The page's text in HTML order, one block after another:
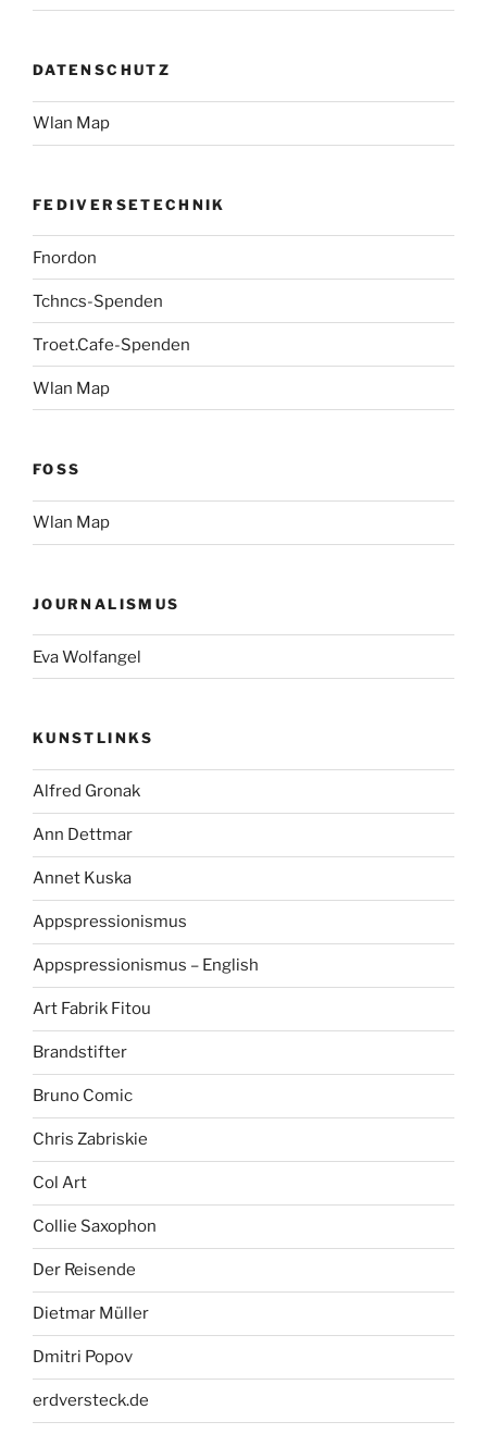
DATENSCHUTZ
Wlan Map
FEDIVERSETECHNIK
Fnordon
Tchncs-Spenden
Troet.Cafe-Spenden
Wlan Map
FOSS
Wlan Map
JOURNALISMUS
Eva Wolfangel
KUNSTLINKS
Alfred Gronak
Ann Dettmar
Annet Kuska
Appspressionismus
Appspressionismus – English
Art Fabrik Fitou
Brandstifter
Bruno Comic
Chris Zabriskie
Col Art
Collie Saxophon
Der Reisende
Dietmar Müller
Dmitri Popov
erdversteck.de